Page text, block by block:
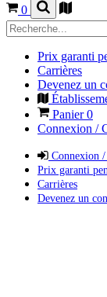
0
Prix garanti
Carrières
Devenez un
Panier0
Connexion /
Connexion
Prix garanti
Carrières
Devenez un